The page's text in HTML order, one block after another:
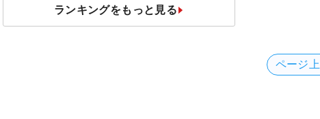
ランキングをもっと見る
ページ